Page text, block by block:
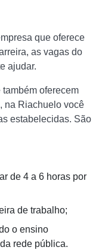
que oferece
as vagas do
ajudar.
oferecem
na Riachuelo você
estabelecidas. São
de 4 a 6 horas por
de trabalho;
o ensino
rede pública.